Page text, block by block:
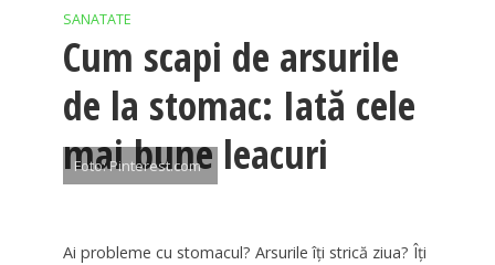
SANATATE
Cum scapi de arsurile
de la stomac: Iată cele
mai bune leacuri
Foto: Pinterest.com
Ai probleme cu stomacul? Arsurile îţi strică ziua? Îţi